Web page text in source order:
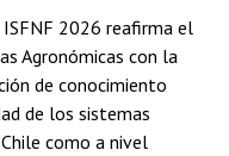
ISFNF 2026 reafirma el
Agronómicas con la
de conocimiento
de los sistemas
como a nivel